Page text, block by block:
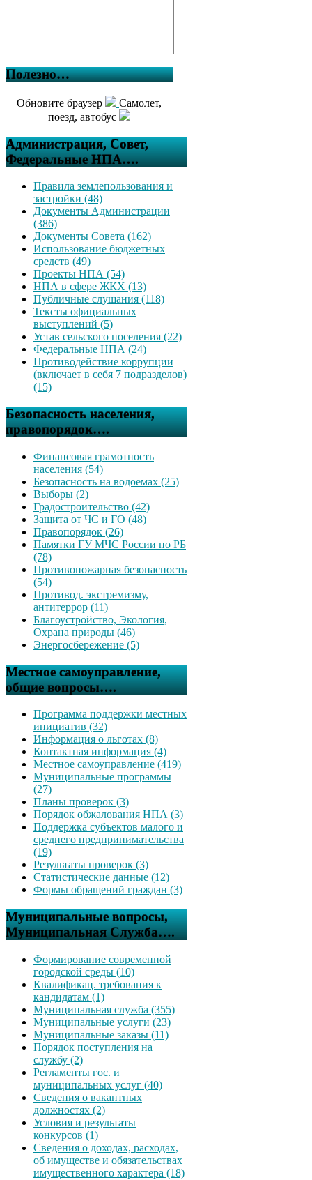
Полезно…
Обновите браузер
Самолет,
поезд, автобус
Администрация, Совет,
Федеральные НПА….
Правила землепользования и
застройки (48)
Документы Администрации
(386)
Документы Совета (162)
Использование бюджетных
средств (49)
Проекты НПА (54)
НПА в сфере ЖКХ (13)
Публичные слушания (118)
Тексты официальных
выступлений (5)
Устав сельского поселения (22)
Федеральные НПА (24)
Противодействие коррупции
(включает в себя 7 подразделов)
(15)
Безопасность населения,
правопорядок….
Финансовая грамотность
населения (54)
Безопасность на водоемах (25)
Выборы (2)
Градостроительство (42)
Защита от ЧС и ГО (48)
Правопорядок (26)
Памятки ГУ МЧС России по РБ
(78)
Противопожарная безопасность
(54)
Противод. экстремизму,
антитеррор (11)
Благоустройство, Экология,
Охрана природы (46)
Энергосбережение (5)
Местное самоуправление,
общие вопросы….
Программа поддержки местных
инициатив (32)
Информация о льготах (8)
Контактная информация (4)
Местное самоуправление (419)
Муниципальные программы
(27)
Планы проверок (3)
Порядок обжалования НПА (3)
Поддержка субъектов малого и
среднего предпринимательства
(19)
Результаты проверок (3)
Статистические данные (12)
Формы обращений граждан (3)
Муниципальные вопросы,
Муниципальная Служба….
Формирование современной
городской среды (10)
Квалификац. требования к
кандидатам (1)
Муниципальная служба (355)
Муниципальные услуги (23)
Муниципальные заказы (11)
Порядок поступления на
службу (2)
Регламенты гос. и
муниципальных услуг (40)
Сведения о вакантных
должностях (2)
Условия и результаты
конкурсов (1)
Сведения о доходах, расходах,
об имуществе и обязательствах
имущественного характера (18)